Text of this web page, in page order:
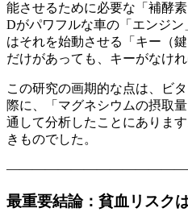
能させるために必要な「補酵
Dがパワフルな車の「エンジ
はそれを始動させる「キー（
だけがあっても、キーがなけ
この研究の画期的な点は、ビ
際に、「マグネシウムの摂取
通して分析したことにありま
きものでした。
最重要結論：貧血リスク